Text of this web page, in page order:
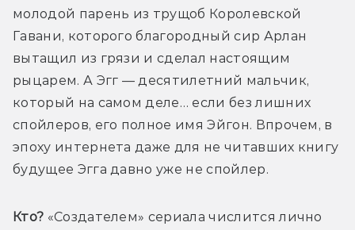
молодой парень из трущоб Королевской
Гавани, которого благородный сир Арлан
вытащил из грязи и сделал настоящим
рыцарем. А Эгг — десятилетний мальчик,
который на самом деле… если без лишних
спойлеров, его полное имя Эйгон. Впрочем, в
эпоху интернета даже для не читавших книгу
будущее Эгга давно уже не спойлер.
Кто? «Cоздателем» сериала числится лично